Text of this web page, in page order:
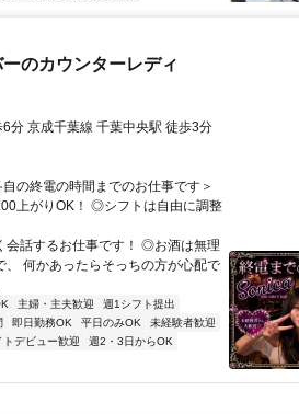
のカウンターレディ
分 京成千葉線 千葉中央駅 徒歩3分
の終電の時間までのお仕事です＞
上がりOK！ ◎シフトは自由に調整
会話するお仕事です！ ◎お酒は無理
何かあったらそっちの方が心配で
主婦・主夫歓迎
週1シフト提出
即日勤務OK 平日のみOK
未経験者歓迎
トデビュー歓迎
週2・3日からOK